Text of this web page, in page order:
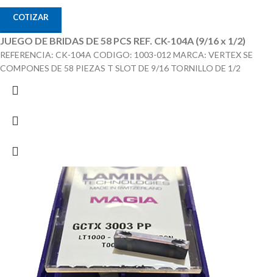
COTIZAR
JUEGO DE BRIDAS DE 58 PCS REF. CK-104A (9/16 x 1/2)
REFERENCIA: CK-104A CODIGO: 1003-012 MARCA: VERTEX SE
COMPONES DE 58 PIEZAS T SLOT DE 9/16 TORNILLO DE 1/2